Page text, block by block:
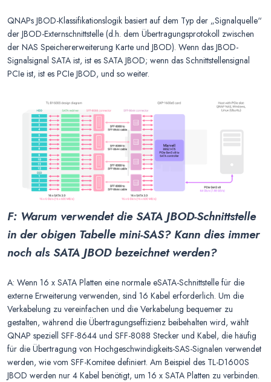
QNAPs JBOD-Klassifikationslogik basiert auf dem Typ der „Signalquelle“
der JBOD-Externschnittstelle (d.h. dem Übertragungsprotokoll zwischen
der NAS Speichererweiterung Karte und JBOD). Wenn das JBOD-
Signalsignal SATA ist, ist es SATA JBOD; wenn das Schnittstellensignal
PCIe ist, ist es PCIe JBOD, und so weiter.
F: Warum verwendet die SATA JBOD-Schnittstelle
in der obigen Tabelle mini-SAS? Kann dies immer
noch als SATA JBOD bezeichnet werden?
A: Wenn 16 x SATA Platten eine normale eSATA-Schnittstelle für die
externe Erweiterung verwenden, sind 16 Kabel erforderlich. Um die
Verkabelung zu vereinfachen und die Verkabelung bequemer zu
gestalten, während die Übertragungseffizienz beibehalten wird, wählt
QNAP speziell SFF-8644 und SFF-8088 Stecker und Kabel, die häufig
für die Übertragung von Hochgeschwindigkeits-SAS-Signalen verwendet
werden, wie vom SFF-Komitee definiert. Am Beispiel des TL-D1600S
JBOD werden nur 4 Kabel benötigt, um 16 x SATA Platten zu verbinden.